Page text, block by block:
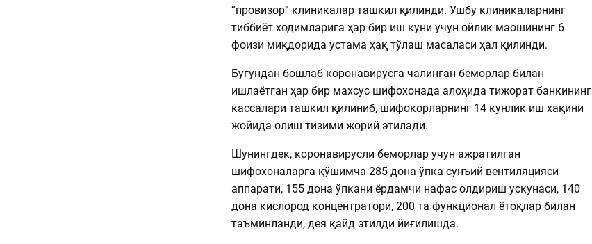
“провизор” клиникалар ташкил қилинди. Ушбу клиникаларнинг
тиббиёт ходимларига ҳар бир иш куни учун ойлик маошининг 6
фоизи миқдорида устама ҳақ тўлаш масаласи ҳал қилинди.
Бугундан бошлаб коронавирусга чалинган беморлар билан
ишлаётган ҳар бир махсус шифохонада алоҳида тижорат банкининг
кассалари ташкил қилиниб, шифокорларнинг 14 кунлик иш хақини
жойида олиш тизими жорий этилади.
Шунингдек, коронавирусли беморлар учун ажратилган
шифохоналарга қўшимча 285 дона ўпка сунъий вентиляцияси
аппарати, 155 дона ўпкани ёрдамчи нафас олдириш ускунаси, 140
дона кислород концентратори, 200 та функционал ётоқлар билан
таъминланди, дея қайд этилди йиғилишда.